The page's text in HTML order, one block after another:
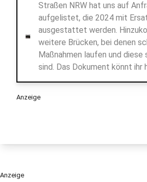
Straßen NRW hat uns auf
aufgelistet, die 2024 mit
ausgestattet werden.
weitere Brücken, bei denen
Maßnahmen laufen und diese
sind. Das Dokument könnt ihr
Anzeige
Anzeige